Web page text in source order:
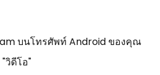
บนโทรศัพท์ Android ของคุณ
วิดีโอ"